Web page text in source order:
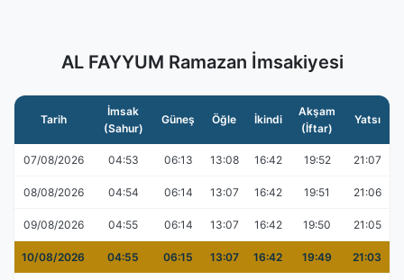
AL FAYYUM Ramazan İmsakiyesi
Tarih
İmsak
(Sahur)
Güneş Öğle İkindi
Akşam
(İftar)
Yatsı
07/08/2026 04:53 06:13 13:08 16:42 19:52 21:07
08/08/2026 04:54 06:14 13:07 16:42 19:51 21:06
09/08/2026 04:55 06:14 13:07 16:42 19:50 21:05
10/08/2026 04:55 06:15 13:07 16:42 19:49 21:03